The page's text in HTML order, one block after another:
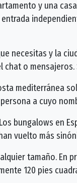
y una
necesitas y la
chat o
mediterránea
a cuyo
bungalows en
vuelto más
tamaño. En
120 pies